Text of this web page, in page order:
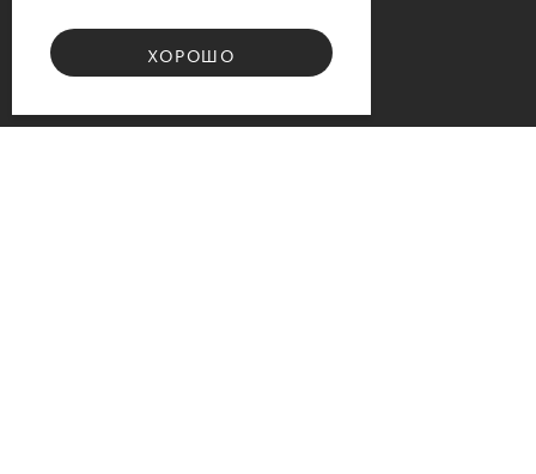
СБРОСИТЬ
ХОРОШО